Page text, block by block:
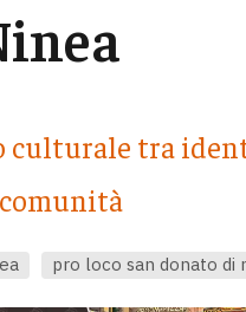
culturale tra
pro loco san donato di